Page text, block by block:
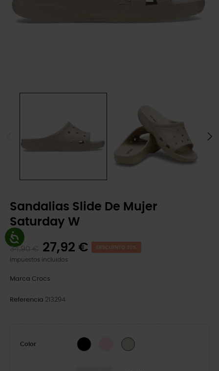
Sandalias Slide De Mujer
Saturday W
34,90 € 27,92 € DESCUENTO 20%
Impuestos incluidos
Marca Crocs
Referencia 213294
Color Black Pink MilkDulcé